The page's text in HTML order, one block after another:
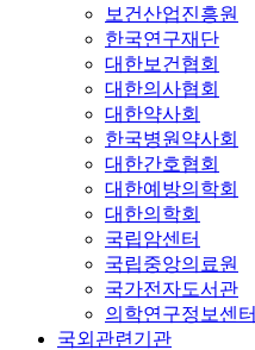
보건산업진흥원
한국연구재단
대한보건협회
대한의사협회
대한약사회
한국병원약사회
대한간호협회
대한예방의학회
대한의학회
국립암센터
국립중앙의료원
국가전자도서관
의학연구정보센터
국외관련기관